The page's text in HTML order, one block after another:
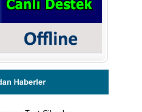
Kalınlık Ölçüm
Pürüzlülük Ölçüm